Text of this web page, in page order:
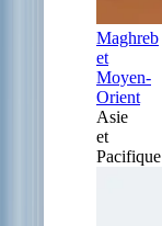
Maghreb
et
Moyen-
Orient
Asie
et
Pacifique